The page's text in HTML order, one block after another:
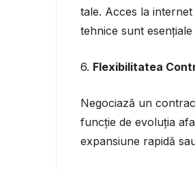
tale. Acces la
tehnice sunt
6. Flexibilitatea
Negociază un
funcție de evoluția
expansiune rapidă